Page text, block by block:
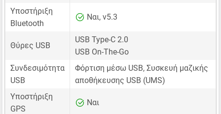
Υποστήριξη
Bluetooth
Ναι, v5.3
Θύρες USB
USB Type-C 2.0
USB On-The-Go
Συνδεσιμότητα
USB
Φόρτιση μέσω USB, Συσκευή μαζικής
αποθήκευσης USB (UMS)
Υποστήριξη
GPS
Ναι